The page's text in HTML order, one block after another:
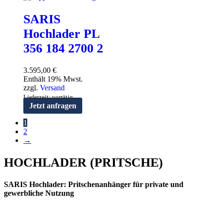
SARIS
Hochlader PL
356 184 2700 2
3.595,00 €
Enthält 19% Mwst.
zzgl. Versand
Lieferzeit: vorrätig
Jetzt anfragen
1
2
→
HOCHLADER (PRITSCHE)
SARIS Hochlader: Pritschenanhänger für private und
gewerbliche Nutzung